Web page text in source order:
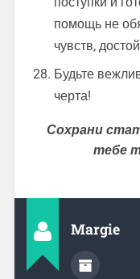
помощь не
чувств,
Будьте
черта!
Сохрани
тебе
Margie